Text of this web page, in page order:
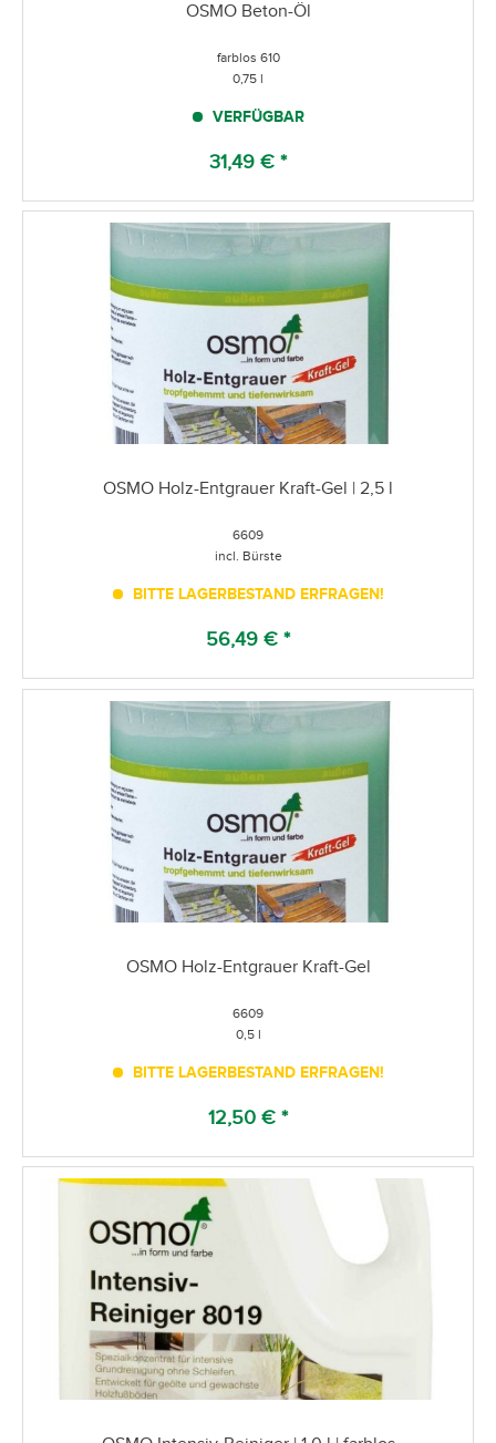
OSMO Beton-Öl
farblos 610
0,75 l
VERFÜGBAR
31,49 € *
OSMO Holz-Entgrauer Kraft-Gel | 2,5 l
6609
incl. Bürste
BITTE LAGERBESTAND ERFRAGEN!
56,49 € *
OSMO Holz-Entgrauer Kraft-Gel
6609
0,5 l
BITTE LAGERBESTAND ERFRAGEN!
12,50 € *